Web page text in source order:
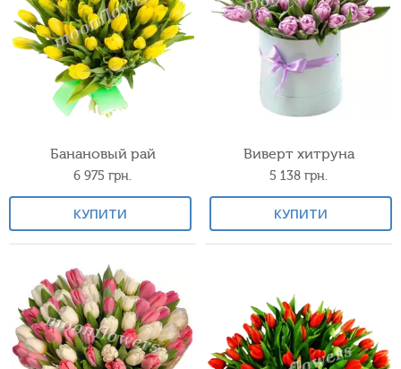
Банановый рай
6 975 грн.
КУПИТИ
Виверт хитруна
5 138 грн.
КУПИТИ